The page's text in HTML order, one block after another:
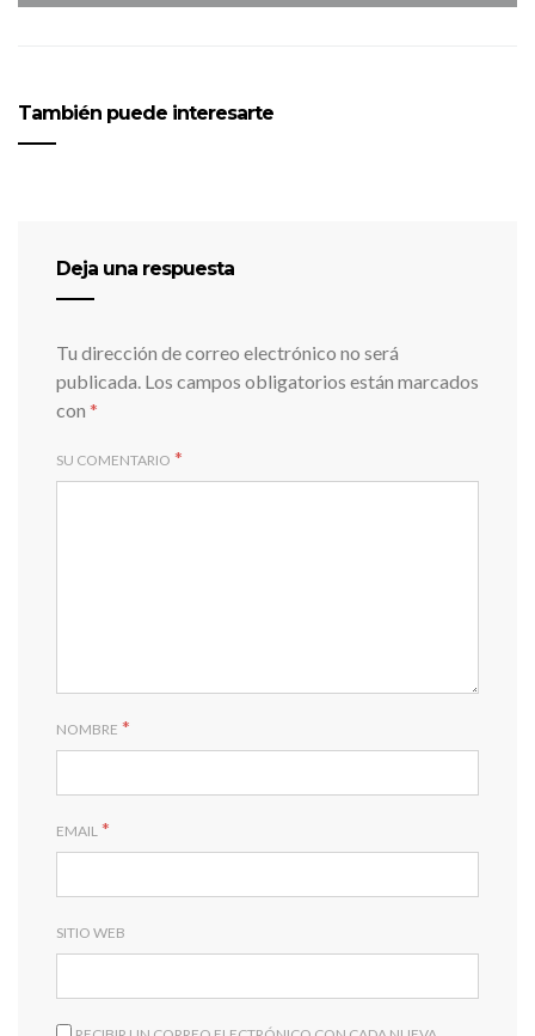
También puede interesarte
Deja una respuesta
Tu dirección de correo electrónico no será
publicada. Los campos obligatorios están marcados
con *
SU COMENTARIO *
NOMBRE *
EMAIL *
SITIO WEB